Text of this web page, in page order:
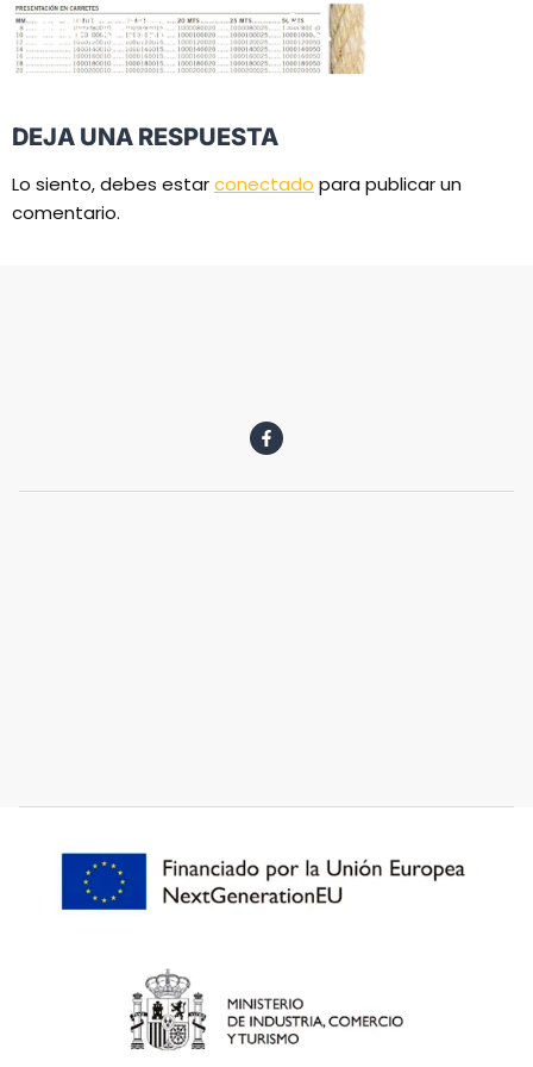
DEJA UNA RESPUESTA
Lo siento, debes estarconectado para publicar un
comentario.